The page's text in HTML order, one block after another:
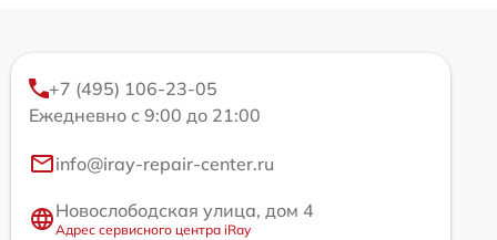
+7 (495) 106-23-05
Ежедневно с 9:00 до 21:00
info@iray-repair-center.ru
Новослободская улица, дом 4
Адрес сервисного центра iRay